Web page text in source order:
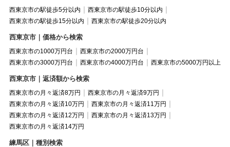
西東京市の駅徒歩5分以内
西東京市の駅徒歩10分以内
西東京市の駅徒歩15分以内
西東京市の駅徒歩20分以内
西東京市｜価格から検索
西東京市の1000万円台
西東京市の2000万円台
西東京市の3000万円台
西東京市の4000万円台 西東京市の5000万円以上
西東京市｜返済額から検索
西東京市の月々返済8万円
西東京市の月々返済9万円
西東京市の月々返済10万円
西東京市の月々返済11万円
西東京市の月々返済12万円
西東京市の月々返済13万円
西東京市の月々返済14万円
練馬区｜種別検索